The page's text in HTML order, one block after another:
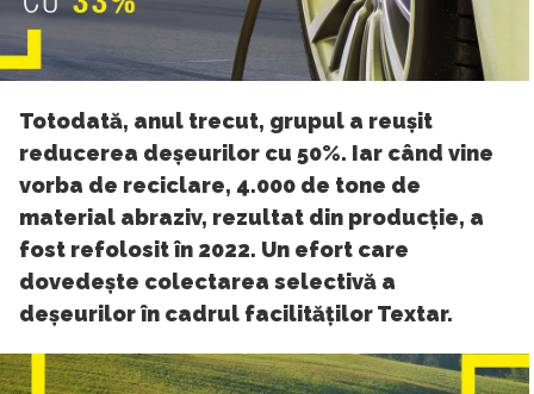
Totodată, anul trecut, grupul a reușit
reducerea deșeurilor cu 50%. Iar când vine
vorba de reciclare, 4.000 de tone de
material abraziv, rezultat din producție, a
fost refolosit în 2022. Un efort care
dovedește colectarea selectivă a
deșeurilor în cadrul facilităților Textar.